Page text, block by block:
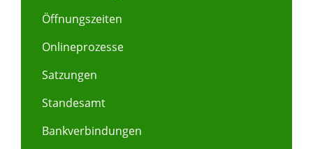
Öffnungszeiten
Onlineprozesse
Satzungen
Standesamt
Bankverbindungen